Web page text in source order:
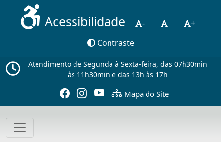
Acessibilidade -
+
Contraste
Atendimento de Segunda à Sexta-feira, das 07h30min
às 11h30min e das 13h às 17h
Mapa do Site